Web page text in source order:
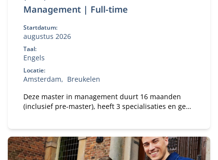
Management | Full-time
Startdatum:
augustus 2026
Taal:
Engels
Locatie:
Amsterdam
Breukelen
Deze master in management duurt 16 maanden
(inclusief pre-master), heeft 3 specialisaties en geeft